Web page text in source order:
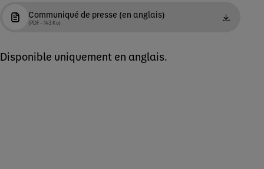
Communiqué de presse (en anglais)
(PDF - 143 Ko)
Disponible uniquement en anglais.